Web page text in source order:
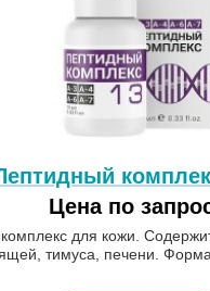
Цена по
для кожи.
тимуса, печени.